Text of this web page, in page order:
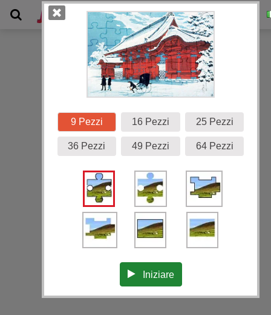
Galleria
9 Pezzi 16 Pezzi 25 Pezzi
36 Pezzi 49 Pezzi 64 Pezzi
Iniziare